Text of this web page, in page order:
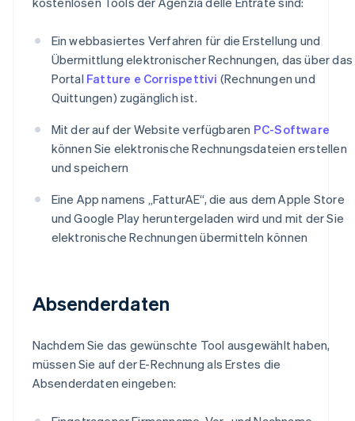
Ein webbasiertes Verfahren für die Erstellung und
Übermittlung elektronischer Rechnungen, das über das
Portal Fatture e Corrispettivi (Rechnungen und
Quittungen) zugänglich ist.
Mit der auf der Website verfügbaren PC-Software
können Sie elektronische Rechnungsdateien erstellen
und speichern
Eine App namens „FatturAE“, die aus dem Apple Store
und Google Play heruntergeladen wird und mit der Sie
elektronische Rechnungen übermitteln können
Absenderdaten
Nachdem Sie das gewünschte Tool ausgewählt haben,
müssen Sie auf der E-Rechnung als Erstes die
Absenderdaten eingeben: